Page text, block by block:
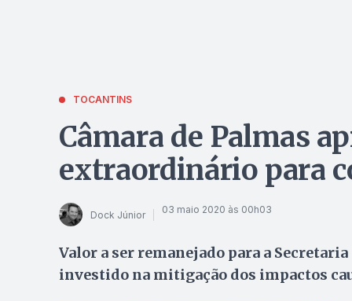
TOCANTINS
Câmara de Palmas
extraordinário para
Dock Júnior 03 maio 2020 às 00h03
Valor a ser remanejado para a Secretaria
investido na mitigação dos impactos